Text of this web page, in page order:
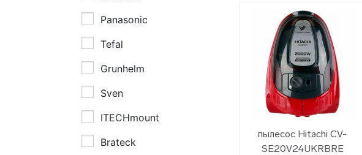
Panasonic
Tefal
Grunhelm
Sven
ITECHmount
Brateck
пылесос Hitachi CV-
SE20V24UKRBRE